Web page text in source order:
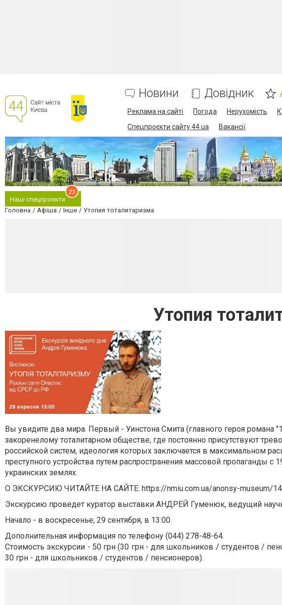
Новини Довідник
Реклама на сайті Погода Нерухомість
Спецпроєкти сайту 44.ua
Вакансії
Наші спецпроєкти
23
Головна Афіша Інше Утопия тоталитаризма
Утопия
Вы увидите два мира. Первый - Уинстона Смита (главного героя романа
закоренелому тоталитарном обществе, где постоянно присутствуют
российской систем, идеология которых заключается в максимальном
преступного устройства путем распространения массовой пропаганды с
украинских землях.
О ЭКСКУРСИЮ ЧИТАЙТЕ НА САЙТЕ: https://nmiu.com.ua/anonsy-museum/
Экскурсию проведет куратор выставки АНДРЕЙ Гуменюк, ведущий
Начало - в воскресенье, 29 сентября, в 13:00.
Дополнительная информация по телефону (044) 278-48-64.
Стоимость экскурсии - 50 грн (30 грн - для школьников / студентов /
30 грн - для школьников / студентов / пенсионеров).